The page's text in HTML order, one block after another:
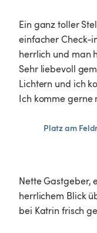
Ein ganz toller
einfacher Check-
herrlich und man
Sehr liebevoll
Lichtern und ich
Ich komme gerne
Platzam
Nette Gastgeber,
herrlichem Blick
bei Katrin frisch